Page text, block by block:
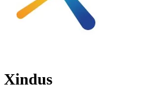
Xindus